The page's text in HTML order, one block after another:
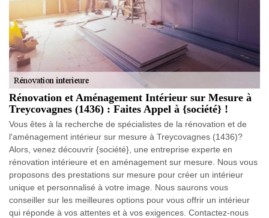
Rénovation et Aménagement Intérieur sur Mesure à
Treycovagnes (1436) : Faites Appel à {société} !
Vous êtes à la recherche de spécialistes de la rénovation et de
l'aménagement intérieur sur mesure à Treycovagnes (1436)?
Alors, venez découvrir {société}, une entreprise experte en
rénovation intérieure et en aménagement sur mesure. Nous vous
proposons des prestations sur mesure pour créer un intérieur
unique et personnalisé à votre image. Nous saurons vous
conseiller sur les meilleures options pour vous offrir un intérieur
qui réponde à vos attentes et à vos exigences. Contactez-nous